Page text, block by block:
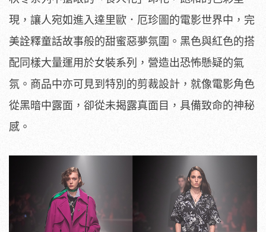
現，讓人宛如進入達里歐．厄珍圖的電影世界中，完
美詮釋童話故事般的甜蜜惡夢氛圍。黑色與紅色的搭
配同樣大量運用於女裝系列，營造出恐怖懸疑的氣
氛。商品中亦可見到特別的剪裁設計，就像電影角色
從黑暗中露面，卻從未揭露真面目，具備致命的神秘
感。